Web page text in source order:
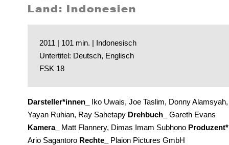
Land: Indonesien
2011 | 101 min. | Indonesisch
Untertitel: Deutsch, Englisch
FSK 18
Darsteller*innen_
Iko Uwais, Joe Taslim, Donny Alamsyah,
Yayan Ruhian, Ray Sahetapy Drehbuch_
Gareth Evans
Kamera_
Matt Flannery, Dimas Imam Subhono
Ario Sagantoro Rechte_ Plaion Pictures GmbH